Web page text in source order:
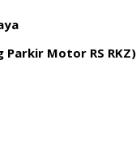
Parkir Motor RS